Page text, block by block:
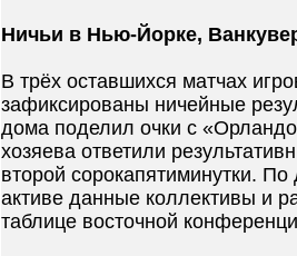
Ничьи в Нью-Йорке,
В трёх оставшихся матчах
зафиксированы ничейные
дома поделил очки с
хозяева ответили
второй сорокапятиминутки.
активе данные коллективы и
таблице восточной